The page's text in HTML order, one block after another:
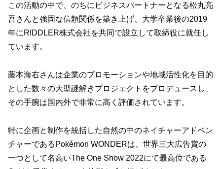
この活動の中で、のちにビジネスパートナーとなる松丸亮
吾さんと強固な信頼関係を築き上げ、大学卒業後の2019
年にRIDDLER株式会社を共同で設立して取締役に就任し
ています。
藤本海右さんは企業のプロモーションや地域活性化を目的
とした数々の大型謎解きプロジェクトをプロデュースし、
その手腕は国内外で非常に高く評価されています。
特に企画と制作を統括した自然の中のネイチャーアドベン
チャーであるPokémon WONDERは、世界三大広告賞の
一つとして名高いThe One Show 2022にて最高位である